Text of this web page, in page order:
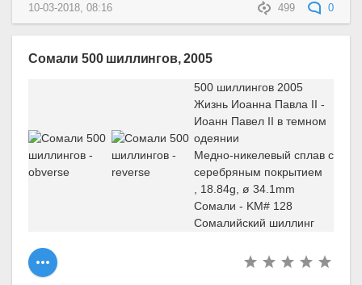
499 0
10-03-2018, 08:16
Сомали 500 шиллингов, 2005
500 шиллингов 2005
Жизнь Иоанна Павла II -
Иоанн Павел II в темном
одеянии
Медно-никелевый сплав с
серебряным покрытием
, 18.84g, ø 34.1mm
Сомали - KM# 128
Сомалийский шиллинг